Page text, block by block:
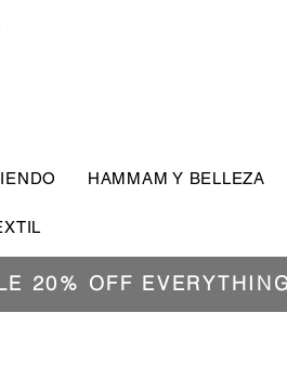
HAMMAM Y BELLEZA
20% OFF